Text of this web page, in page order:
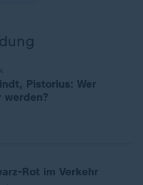
Pistorius: Wer
werden?
Rot im Verkehr